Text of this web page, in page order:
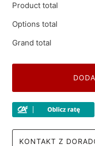
Product total
Options total
Grand total
KONTAKT Z